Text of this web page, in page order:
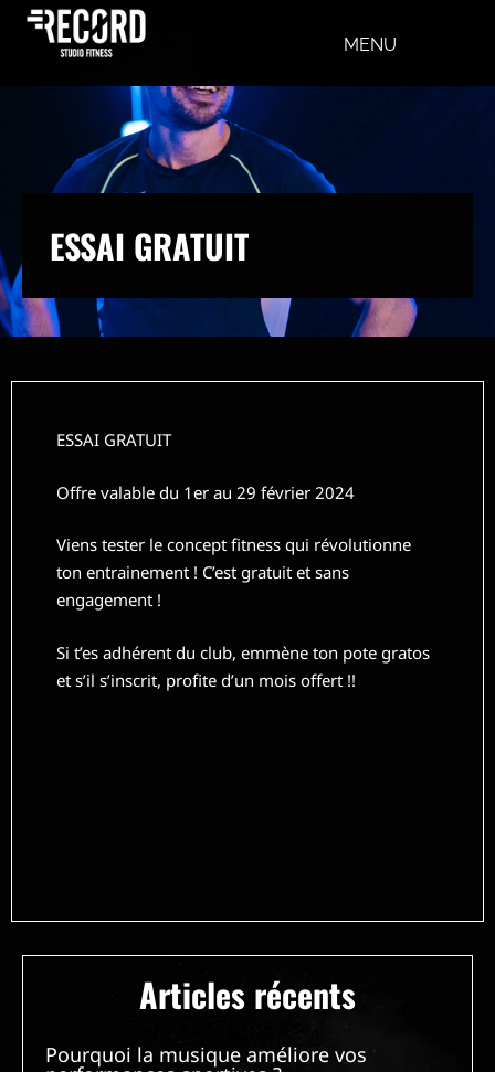
MENU
ESSAI GRATUIT
ESSAI GRATUIT
Offre valable du 1er au 29 février 2024
Viens tester le concept fitness qui révolutionne
ton entrainement ! C’est gratuit et sans
engagement !
Si t’es adhérent du club, emmène ton pote gratos
et s’il s’inscrit, profite d’un mois offert !!
Articles récents
Pourquoi la musique améliore vos